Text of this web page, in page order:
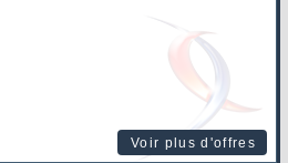
Voir plus d'offres